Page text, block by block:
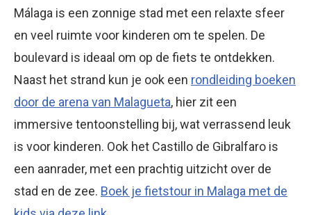
Málaga is een zonnige stad met een relaxte sfeer
en veel ruimte voor kinderen om te spelen. De
boulevard is ideaal om op de fiets te ontdekken.
Naast het strand kun je ook een rondleiding boeken
door de arena van Malagueta, hier zit een
immersive tentoonstelling bij, wat verrassend leuk
is voor kinderen. Ook het Castillo de Gibralfaro is
een aanrader, met een prachtig uitzicht over de
stad en de zee. Boek je fietstour in Malaga met de